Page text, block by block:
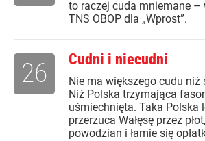
to raczej cuda mniemane –
TNS OBOP dla „Wprost”.
Cudni i niecudni
Nie ma większego cudu niż
Niż Polska trzymająca
uśmiechnięta. Taka Polska
przerzuca Wałęsę przez
powodzian i łamie się
26